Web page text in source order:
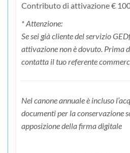
Contributo di attivazione €
* Attenzione:
Se sei già cliente del servizio
attivazione non è dovuto. Prima
contatta il tuo referente
Nel canone annuale è incluso
documenti per la conservazione
apposizione della firma digitale